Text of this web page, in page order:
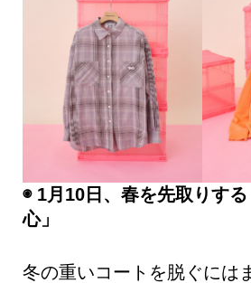
◉ 1月10日、春を先取りす
心」
冬の重いコートを脱ぐには